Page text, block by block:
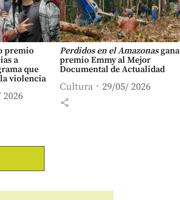
premio
a
que
violencia
2026
Perdidos en el Amazonasgana
premio Emmy al Mejor
Documental de Actualidad
Cultura 29/05/ 2026
share